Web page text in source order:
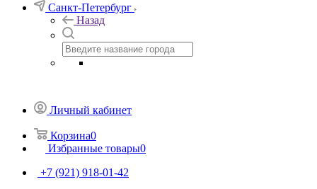
Санкт-Петербург
Назад
Личный кабинет
Корзина0
Избранные товары0
+7 (921) 918-01-42